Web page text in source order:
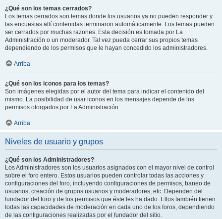
¿Qué son los temas cerrados?
Los temas cerrados son temas donde los usuarios ya no pueden responder y
las encuestas allí contenidas terminaron automáticamente. Los temas pueden
ser cerrados por muchas razones. Esta decisión es tomada por La
Administración o un moderador. Tal vez pueda cerrar sus propios temas
dependiendo de los permisos que le hayan concedido los administradores.
Arriba
¿Qué son los iconos para los temas?
Son imágenes elegidas por el autor del tema para indicar el contenido del
mismo. La posibilidad de usar iconos en los mensajes depende de los
permisos otorgados por La Administración.
Arriba
Niveles de usuario y grupos
¿Qué son los Administradores?
Los Administradores son los usuarios asignados con el mayor nivel de control
sobre el foro entero. Estos usuarios pueden controlar todas las acciones y
configuraciones del foro, incluyendo configuraciones de permisos, baneo de
usuarios, creación de grupos usuarios y moderadores, etc. Dependen del
fundador del foro y de los permisos que éste les ha dado. Ellos también tienen
todas las capacidades de moderación en cada uno de los foros, dependiendo
de las configuraciones realizadas por el fundador del sitio.